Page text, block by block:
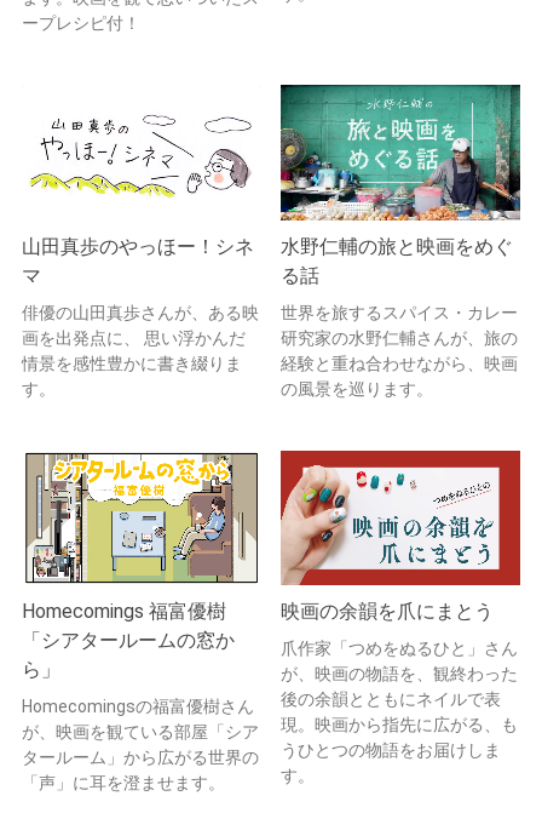
ープレシピ付！
山田真歩のやっほー！シネ
マ
俳優の山田真歩さんが、ある映
画を出発点に、 思い浮かんだ
情景を感性豊かに書き綴りま
す。
水野仁輔の旅と映画をめぐ
る話
世界を旅するスパイス・カレー
研究家の水野仁輔さんが、旅の
経験と重ね合わせながら、映画
の風景を巡ります。
Homecomings 福富優樹
「シアタールームの窓か
ら」
Homecomingsの福富優樹さん
が、映画を観ている部屋「シア
タールーム」から広がる世界の
「声」に耳を澄ませます。
映画の余韻を爪にまとう
爪作家「つめをぬるひと」さん
が、映画の物語を、観終わった
後の余韻とともにネイルで表
現。映画から指先に広がる、も
うひとつの物語をお届けしま
す。